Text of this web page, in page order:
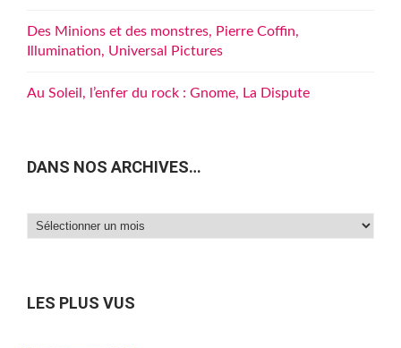
Des Minions et des monstres, Pierre Coffin,
Illumination, Universal Pictures
Au Soleil, l’enfer du rock : Gnome, La Dispute
DANS NOS ARCHIVES…
Dans
LES PLUS VUS